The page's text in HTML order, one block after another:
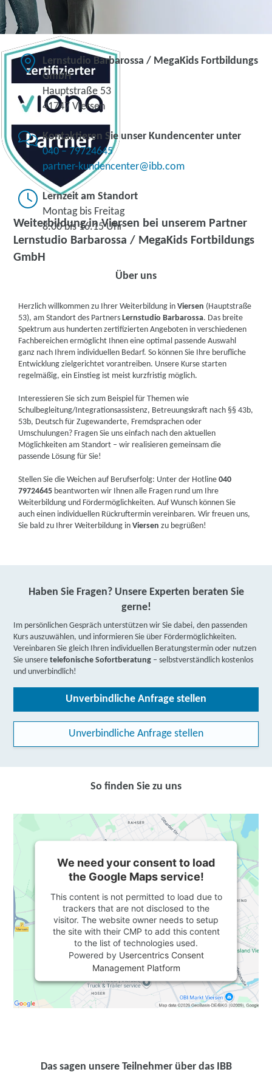
Weiterbildung in Viersen bei unserem Partner
Lernstudio Barbarossa / MegaKids Fortbildungs
GmbH
Lernstudio Barbarossa / MegaKids Fortbildungs
GmbH
Hauptstraße 53
41747 Viersen
Kontaktieren Sie unser Kundencenter unter
040 – 79724645
partner-kundencenter@ibb.com
Lernzeit am Standort
Montag bis Freitag
8.00 bis 16.15 Uhr
Über uns
Herzlich willkommen zu Ihrer Weiterbildung inViersen (Hauptstraße
53), am Standort des PartnersLernstudio Barbarossa. Das breite
Spektrum aus hunderten zertifizierten Angeboten in verschiedenen
Fachbereichen ermöglicht Ihnen eine optimal passende Auswahl
ganz nach Ihrem individuellen Bedarf. So können Sie Ihre berufliche
Entwicklung zielgerichtet vorantreiben. Unsere Kurse starten
regelmäßig, ein Einstieg ist meist kurzfristig möglich.
Interessieren Sie sich zum Beispiel für Themen wie
Schulbegleitung/Integrationsassistenz, Betreuungskraft nach §§ 43b,
53b, Deutsch für Zugewanderte, Fremdsprachen oder
Umschulungen? Fragen Sie uns einfach nach den aktuellen
Möglichkeiten am Standort – wir realisieren gemeinsam die
passende Lösung für Sie!
Stellen Sie die Weichen auf Berufserfolg: Unter der Hotline040
79724645 beantworten wir Ihnen alle Fragen rund um Ihre
Weiterbildung und Fördermöglichkeiten. Auf Wunsch können Sie
auch einen individuellen Rückruftermin vereinbaren. Wir freuen uns,
Sie bald zu Ihrer Weiterbildung inViersen zu begrüßen!
Haben Sie Fragen? Unsere Experten beraten Sie
gerne!
Im persönlichen Gespräch unterstützen wir Sie dabei, den passenden
Kurs auszuwählen, und informieren Sie über Fördermöglichkeiten.
Vereinbaren Sie gleich Ihren individuellen Beratungstermin oder nutzen
Sie unseretelefonische Sofortberatung – selbstverständlich kostenlos
und unverbindlich!
Unverbindliche Anfrage stellen
Unverbindliche Anfrage stellen
So finden Sie zu uns
We need your consent to load
the Google Maps service!
This content is not permitted to load due to
trackers that are not disclosed to the
visitor. The website owner needs to setup
the site with their CMP to add this content
to the list of technologies used.
Powered by Usercentrics Consent
Management Platform
Das sagen unsere Teilnehmer über das IBB